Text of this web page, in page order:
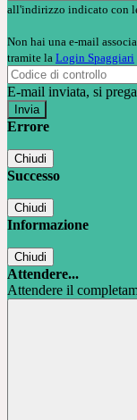
all'indirizzo indicato con
Non hai una e-mail
tramite la Login Spaggiari
E-mail inviata, si
Errore
Chiudi
Successo
Chiudi
Informazione
Chiudi
Attendere...
Attendere il